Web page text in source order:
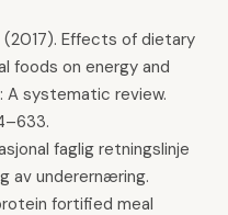
(2017). Effects of dietary
foods on energy and
A systematic review.
faglig retningslinje
av underernæring.
fortified meal